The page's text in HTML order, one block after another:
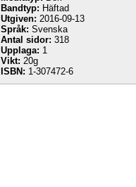
Bandtyp: Häftad
Utgiven: 2016-09-13
Språk: Svenska
Antal sidor: 318
Upplaga: 1
Vikt: 20g
ISBN: 1-307472-6